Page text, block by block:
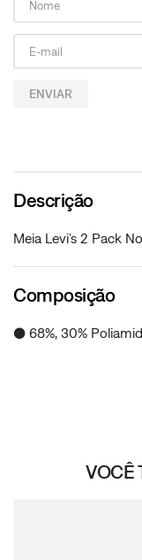
ENVIAR
Descrição
Meia Levi’s 2 Pack
Composição
● 68%, 30%
VOCÊ